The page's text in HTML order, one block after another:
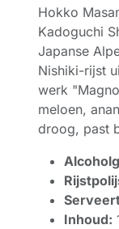
Hokko
Kadoguchi
Japanse
Nishiki-rijst
werk
meloen,
droog, past
Inhoud: